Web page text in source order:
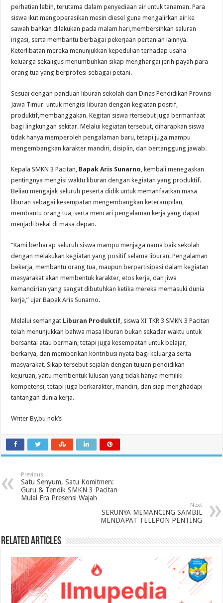
perhatian lebih, terutama dalam penyediaan air untuk tanaman. Para
siswa ikut mengoperasikan mesin diesel guna mengalirkan air ke
sawah bahkan dilakukan pada malam hari,membersihkan saluran
irigasi, serta membantu berbagai pekerjaan pertanian lainnya.
Keterlibatan mereka menunjukkan kepedulian terhadap usaha
keluarga sekaligus menumbuhkan sikap menghargai jerih payah para
orang tua yang berprofesi sebagai petani.
Sesuai dengan panduan liburan sekolah dari Dinas Pendidikan Provinsi
Jawa Timur untuk mengisi liburan dengan kegiatan positif,
produktif,membanggakan. Kegitan siswa rtersebut juga bermanfaat
bagi lingkungan sekitar. Melalui kegiatan tersebut, diharapkan siswa
tidak hanya memperoleh pengalaman baru, tetapi juga mampu
mengembangkan karakter mandiri, disiplin, dan bertanggung jawab.
Kepala SMKN 3 Pacitan, Bapak Aris Sunarno , kembali menegaskan
pentingnya mengisi waktu liburan dengan kegiatan yang produktif.
Beliau mengajak seluruh peserta didik untuk memanfaatkan masa
liburan sebagai kesempatan mengembangkan keterampilan,
membantu orang tua, serta mencari pengalaman kerja yang dapat
menjadi bekal di masa depan.
“Kami berharap seluruh siswa mampu menjaga nama baik sekolah
dengan melakukan kegiatan yang positif selama liburan. Pengalaman
bekerja, membantu orang tua, maupun berpartisipasi dalam kegiatan
masyarakat akan membentuk karakter, etos kerja, dan jiwa
kemandirian yang sangat dibutuhkan ketika mereka memasuki dunia
kerja,” ujar Bapak Aris Sunarno.
Melalui semangat Liburan Produktif , siswa XI TKR 3 SMKN 3 Pacitan
telah menunjukkan bahwa masa liburan bukan sekadar waktu untuk
bersantai atau bermain, tetapi juga kesempatan untuk belajar,
berkarya, dan memberikan kontribusi nyata bagi keluarga serta
masyarakat. Sikap tersebut sejalan dengan tujuan pendidikan
kejuruan, yaitu membentuk lulusan yang tidak hanya memiliki
kompetensi, tetapi juga berkarakter, mandiri, dan siap menghadapi
tantangan dunia kerja.
Writer By,bu nok’s
Previous
Satu Senyum, Satu Komitmen:
Guru & Tendik SMKN 3 Pacitan
Mulai Era Presensi Wajah
Next
SERUNYA MEMANCING SAMBIL
MENDAPAT TELEPON PENTING
Related Articles